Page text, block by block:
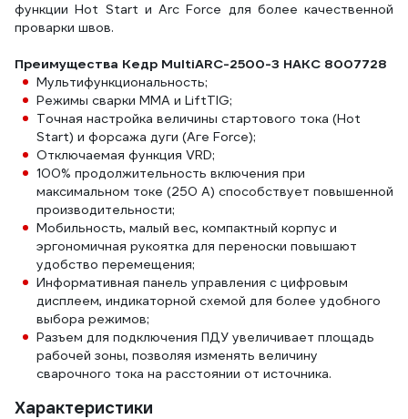
функции Hot Start и Arc Force для более качественной
проварки швов.
Преимущества Кедр MultiARC-2500-3 НАКС 8007728
Мультифункциональность;
Режимы сварки ММА и LiftTIG;
Точная настройка величины стартового тока (Hot
Start) и форсажа дуги (Аге Force);
Отключаемая функция VRD;
100% продолжительность включения при
максимальном токе (250 А) способствует повышенной
производительности;
Мобильность, малый вес, компактный корпус и
эргономичная рукоятка для переноски повышают
удобство перемещения;
Информативная панель управления с цифровым
дисплеем, индикаторной схемой для более удобного
выбора режимов;
Разъем для подключения ПДУ увеличивает площадь
рабочей зоны, позволяя изменять величину
сварочного тока на расстоянии от источника.
Характеристики